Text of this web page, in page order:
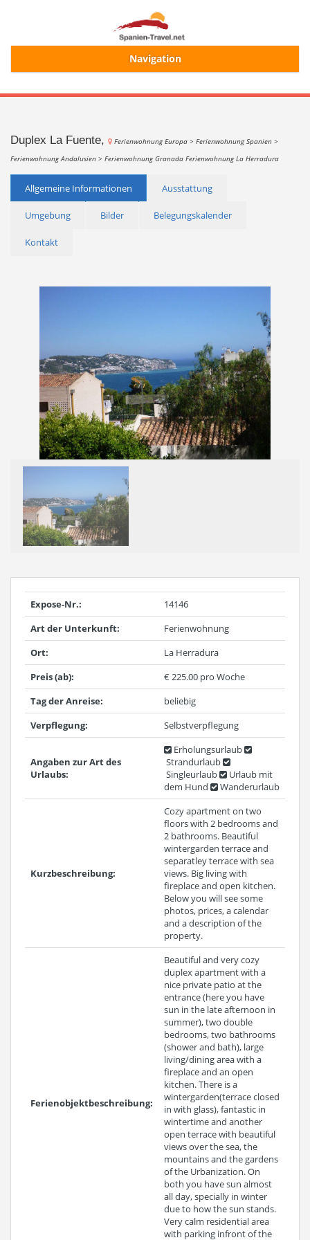
Navigation
Start
Ferienhaussuche
Merkliste
Duplex La Fuente, Ferienwohnung Europa > Ferienwohnung Spanien >
Ferienwohnung Andalusien > Ferienwohnung Granada Ferienwohnung La Herradura
Allgemeine Informationen Ausstattung
Umgebung Bilder Belegungskalender
Kontakt
Expose-Nr.:
14146
Art der Unterkunft:
Ferienwohnung
Ort:
La Herradura
Preis (ab):
€ 225.00 pro Woche
Tag der Anreise:
beliebig
Verpflegung:
Selbstverpflegung
Angaben zur Art des
Urlaubs:
Erholungsurlaub
Strandurlaub
Singleurlaub
Urlaub mit
dem Hund
Wanderurlaub
Kurzbeschreibung:
Cozy apartment on two
floors with 2 bedrooms and
2 bathrooms. Beautiful
wintergarden terrace and
separatley terrace with sea
views. Big living with
fireplace and open kitchen.
Below you will see some
photos, prices, a calendar
and a description of the
property.
Ferienobjektbeschreibung:
Beautiful and very cozy
duplex apartment with a
nice private patio at the
entrance (here you have
sun in the late afternoon in
summer), two double
bedrooms, two bathrooms
(shower and bath), large
living/dining area with a
fireplace and an open
kitchen. There is a
wintergarden(terrace closed
in with glass), fantastic in
wintertime and another
open terrace with beautiful
views over the sea, the
mountains and the gardens
of the Urbanization. On
both you have sun almost
all day, specially in winter
due to how the sun stands.
Very calm residential area
with parking infront of the